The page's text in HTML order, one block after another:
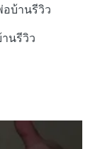
บ้านรีวิว
นรีวิว